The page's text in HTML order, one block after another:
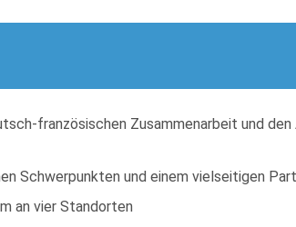
französischen Zusammenarbeit und
Schwerpunkten und einem vielseitigen
an vier Standorten